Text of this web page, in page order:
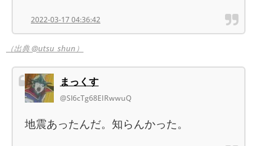
2022-03-17 04:36:42
（出典 @utsu_shun）
まっくす
@Sl6cTg68EIRwwuQ
地震あったんだ。知らんかった。